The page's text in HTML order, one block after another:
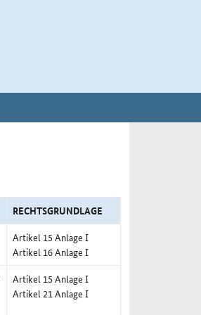
RECHTSGRUNDLAGE
Artikel 15 Anlage I
Artikel 16 Anlage I
Artikel 15 Anlage I
Artikel 21 Anlage I